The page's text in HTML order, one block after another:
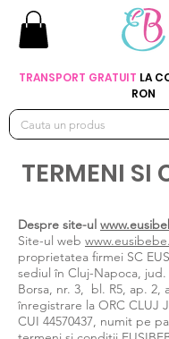
TRANSPORT GRATUIT LA
RON
TERMENI SI
Despre site-ul
Site-ul web
proprietatea firmei SC
sediul în Cluj-Napoca,
Borsa, nr. 3, bl. R5, ap. 2,
înregistrare la ORC CLUJ
CUI 44570437, numit pe